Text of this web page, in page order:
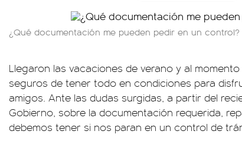
¿Qué documentación me pueden pedir en un control?
Llegaron las vacaciones de verano y al
seguros de tener todo en condiciones para
amigos. Ante las dudas surgidas, a partir del
Gobierno, sobre la documentación requerida,
debemos tener si nos paran en un control de